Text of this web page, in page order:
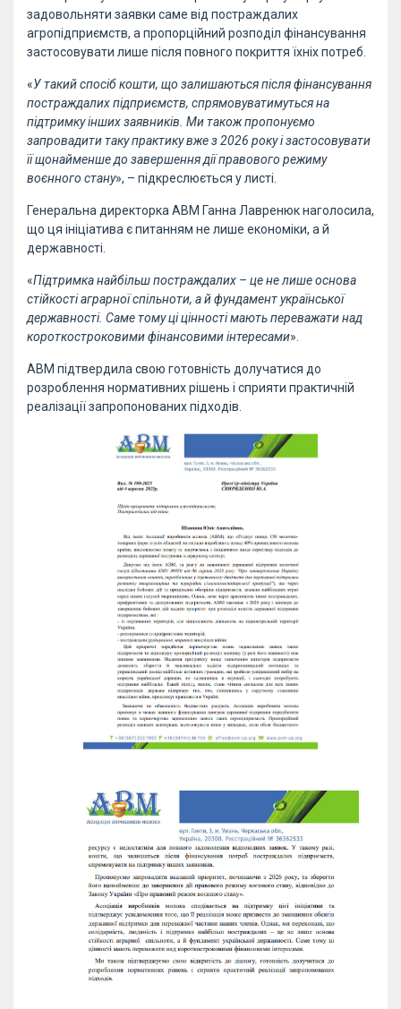
задовольняти заявки саме від постраждалих
агропідприємств, а пропорційний розподіл фінансування
застосовувати лише після повного покриття їхніх потреб.
«У такий спосіб кошти, що залишаються після фінансування
постраждалих підприємств, спрямовуватимуться на
підтримку інших заявників. Ми також пропонуємо
запровадити таку практику вже з 2026 року і застосовувати
її щонайменше до завершення дії правового режиму
воєнного стану», – підкреслюється у листі.
Генеральна директорка АВМ Ганна Лавренюк наголосила,
що ця ініціатива є питанням не лише економіки, а й
державності.
«Підтримка найбільш постраждалих – це не лише основа
стійкості аграрної спільноти, а й фундамент української
державності. Саме тому ці цінності мають переважати над
короткостроковими фінансовими інтересами».
АВМ підтвердила свою готовність долучатися до
розроблення нормативних рішень і сприяти практичній
реалізації запропонованих підходів.